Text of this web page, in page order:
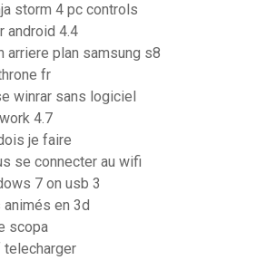
storm 4 pc controls
android 4.4
arriere plan samsung s8
fr
winrar sans logiciel
4.7
je faire
se connecter au wifi
7 on usb 3
en 3d
scopa
telecharger